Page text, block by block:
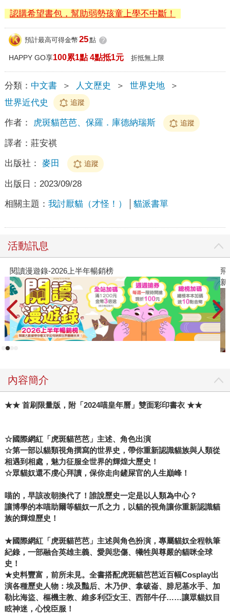
認購希望書包，幫助弱勢孩童上學不中斷！
預計最高可得金幣 25點 ?
HAPPY GO享100累1點 4點抵1元 折抵無上限
分類： 中文書 ＞ 人文歷史 ＞ 世界史地
＞
世界近代史
追蹤
作者： 虎斑貓芭芭、保羅．庫德納瑞斯 追蹤
譯者： 莊安祺
出版社： 麥田 追蹤
出版日： 2023/09/28
相關主題： 我討厭貓（才怪！） 貓派書單
活動訊息
閱讀漫遊錄-2026上半年暢銷榜
飛
新
內容簡介
★★ 首刷限量版，附「2024喵皇年曆」雙面彩印書衣 ★★
☆國際網紅「虎斑貓芭芭」主述、角色出演
☆第一部以貓類視角撰寫的世界史，帶你重新認識貓族與人類從
相遇到相處，魅力征服全世界的輝煌大歷史！
☆眾貓奴還不虔心拜讀，保你走向鏟屎官的人生巔峰！
喵的，早該改朝換代了！誰說歷史一定是以人類為中心？
讓博學的本喵助爾等貓奴一爪之力，以貓的視角讓你重新認識貓
族的輝煌歷史！
★國際網紅「虎斑貓芭芭」主述與角色扮演，專屬貓奴全程執筆
紀錄，一部融合英雄主義、愛與悲傷、犧牲與尊嚴的貓咪全球
史！
★史料豐富，前所未見。全書搭配虎斑貓芭芭近百幅Cosplay出
演各種歷史人物：埃及豔后、木乃伊、拿破崙、腓尼基水手、加
勒比海盜、樞機主教、維多利亞女王、西部牛仔……讓眾貓奴目
眩神迷，心悅臣服！